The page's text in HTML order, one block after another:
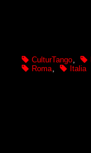
CulturTango,
Roma, Italia